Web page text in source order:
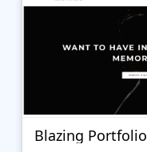
Blazing Portfolio